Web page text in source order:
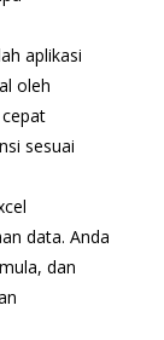
aplikasi
oleh
sesuai
data. Anda
dan